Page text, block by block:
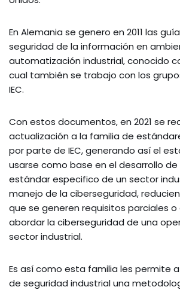
En Alemania se genero en 2011 las
seguridad de la información en
automatización industrial, conocido
cual también se trabajo con los
IEC.
Con estos documentos, en 2021 se
actualización a la familia de
por parte de IEC, generando así el
usarse como base en el desarrollo de
estándar especifico de un sector
manejo de la ciberseguridad,
que se generen requisitos parciales
abordar la ciberseguridad de una
sector industrial.
Es así como esta familia les permite
de seguridad industrial una